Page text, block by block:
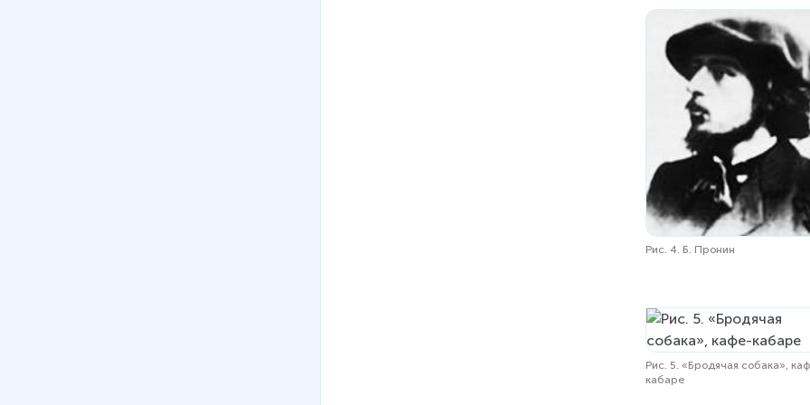
Рис. 4. Б. Пронин
Рис. 5. «Бродячая собака»,
кабape